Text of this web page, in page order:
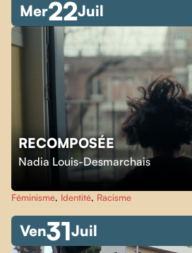
Mer22Juil
RECOMPOSÉE
Nadia Louis-Desmarchais
Féminisme, Identité, Racisme
Ven31Juil